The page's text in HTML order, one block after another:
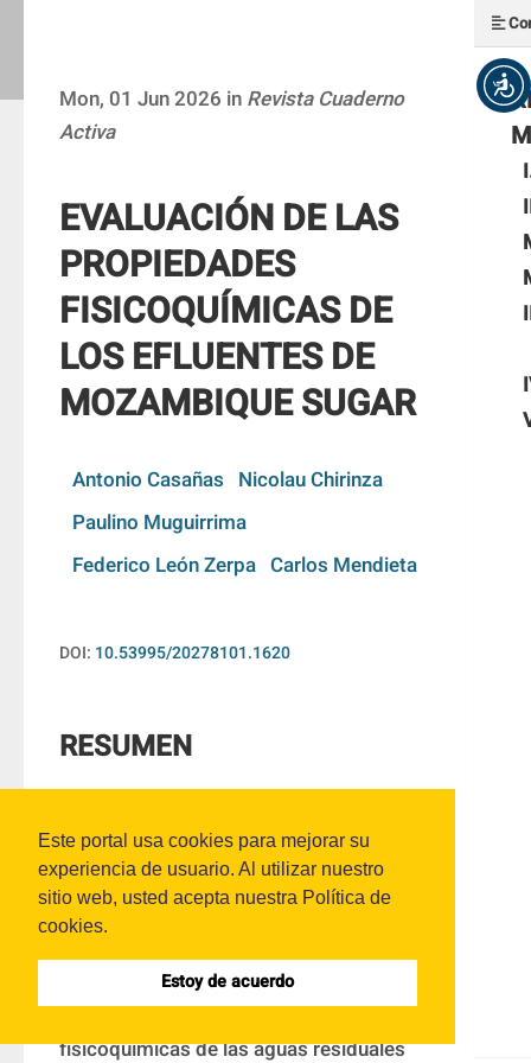
Este portal usa cookies para mejorar su
experiencia de usuario. Al utilizar nuestro
sitio web, usted acepta nuestra Política de
cookies.
Estoy de acuerdo
Mon, 01 Jun 2026 in Revista Cuaderno
Activa
EVALUACIÓN DE LAS
PROPIEDADES
FISICOQUÍMICAS DE
LOS EFLUENTES DE
MOZAMBIQUE SUGAR
Antonio Casañas Nicolau Chirinza
Paulino Muguirrima
Federico León Zerpa Carlos Mendieta
DOI: 10.53995/20278101.1620
RESUMEN
azucareras presentan características
complejas y su tratamiento constituye un
desafío para los ingenieros ambientales,
reutilización. El principal objetivo de este
estudio es determinar las características
fisicoquímicas de las aguas residuales